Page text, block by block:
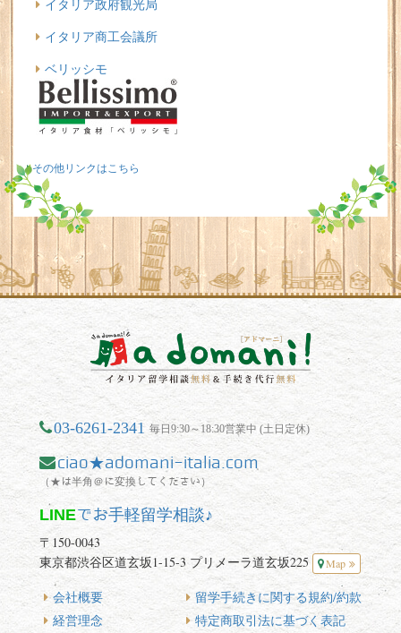
イタリア政府観光局
イタリア商工会議所
ベリッシモ
その他リンクはこちら
03-6261-2341 毎日9:30～18:30営業中 (土日定休)
ciao★adomani-italia.com
（★は半角＠に変換してください）
LINEでお手軽留学相談♪
〒150-0043
東京都渋谷区道玄坂1-15-3 プリメーラ道玄坂225
Map
会社概要
経営理念
留学手続きに関する規約/約款
特定商取引法に基づく表記